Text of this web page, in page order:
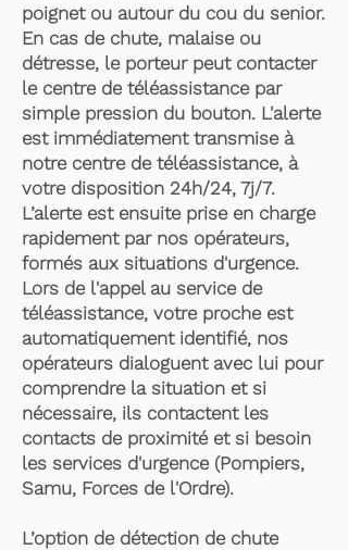
poignet ou autour du cou du senior.
En cas de chute, malaise ou
détresse, le porteur peut contacter
le centre de téléassistance par
simple pression du bouton. L'alerte
est immédiatement transmise à
notre centre de téléassistance, à
votre disposition 24h/24, 7j/7.
L’alerte est ensuite prise en charge
rapidement par nos opérateurs,
formés aux situations d'urgence.
Lors de l'appel au service de
téléassistance, votre proche est
automatiquement identifié, nos
opérateurs dialoguent avec lui pour
comprendre la situation et si
nécessaire, ils contactent les
contacts de proximité et si besoin
les services d'urgence (Pompiers,
Samu, Forces de l'Ordre).
L’option de détection de chute